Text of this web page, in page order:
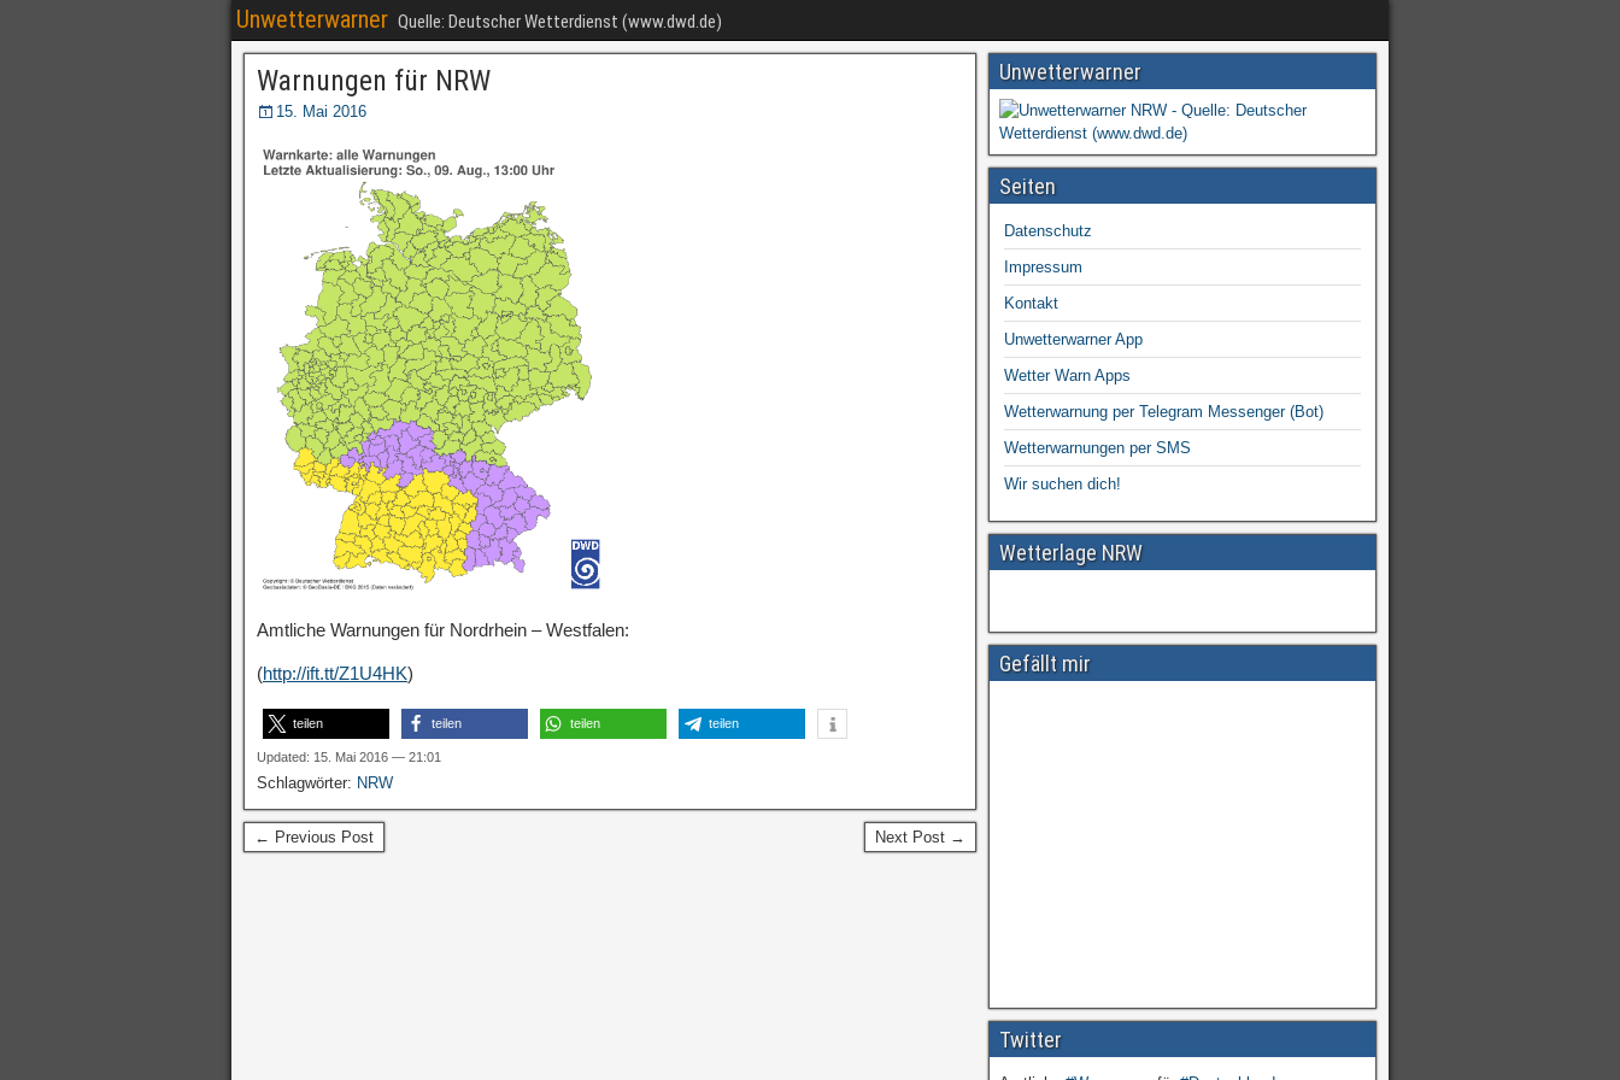
Unwetterwarner Quelle: Deutscher Wetterdienst (www.dwd.de)
Warnungen für NRW
15. Mai 2016
Amtliche Warnungen für Nordrhein – Westfalen:
(http://ift.tt/Z1U4HK)
teilen teilen teilen teilen
Updated: 15. Mai 2016 — 21:01
Schlagwörter: NRW
← Previous Post Next Post →
Unwetterwarner
Seiten
Datenschutz
Impressum
Kontakt
Unwetterwarner App
Wetter Warn Apps
Wetterwarnung per Telegram Messenger (Bot)
Wetterwarnungen per SMS
Wir suchen dich!
Wetterlage NRW
Gefällt mir
Twitter